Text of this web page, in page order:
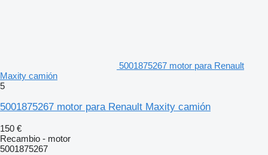
5001875267 motor para Renault
Maxity camión
5
5001875267 motor para Renault Maxity camión
150 €
Recambio - motor
5001875267